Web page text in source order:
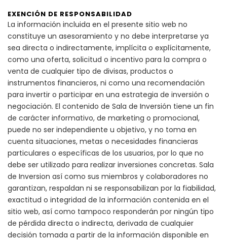
EXENCIÓN DE RESPONSABILIDAD
La información incluida en el presente sitio web no
constituye un asesoramiento y no debe interpretarse ya
sea directa o indirectamente, implícita o explícitamente,
como una oferta, solicitud o incentivo para la compra o
venta de cualquier tipo de divisas, productos o
instrumentos financieros, ni como una recomendación
para invertir o participar en una estrategia de inversión o
negociación. El contenido de Sala de Inversión tiene un fin
de carácter informativo, de marketing o promocional,
puede no ser independiente u objetivo, y no toma en
cuenta situaciones, metas o necesidades financieras
particulares o específicas de los usuarios, por lo que no
debe ser utilizado para realizar inversiones concretas. Sala
de Inversion así como sus miembros y colaboradores no
garantizan, respaldan ni se responsabilizan por la fiabilidad,
exactitud o integridad de la información contenida en el
sitio web, así como tampoco responderán por ningún tipo
de pérdida directa o indirecta, derivada de cualquier
decisión tomada a partir de la información disponible en